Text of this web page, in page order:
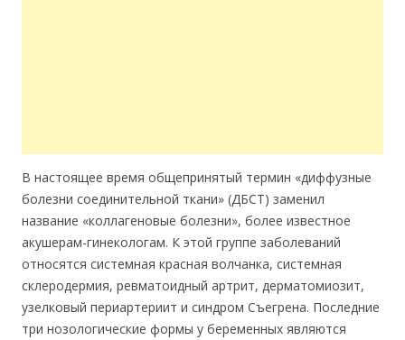
В настоящее время общепринятый термин «диффузные
болезни соединительной ткани» (ДБСТ) заменил
название «коллагеновые болезни», более известное
акушерам-гинекологам. К этой группе заболеваний
относятся системная красная волчанка, системная
склеродермия, ревматоидный артрит, дерматомиозит,
узелковый периартериит и синдром Съегрена. Последние
три нозологические формы у беременных являются